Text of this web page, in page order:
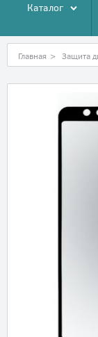
Каталог
Главная > Защита